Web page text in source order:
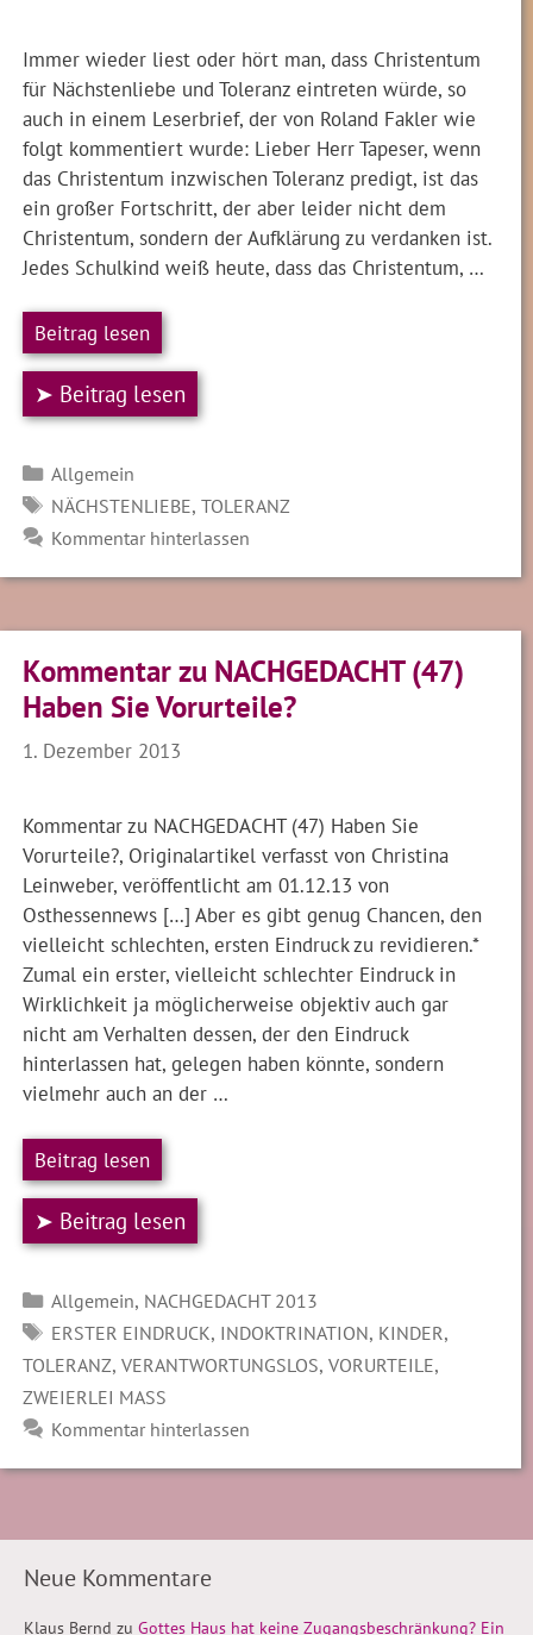
Immer wieder liest oder hört man, dass Christentum
für Nächstenliebe und Toleranz eintreten würde, so
auch in einem Leserbrief, der von Roland Fakler wie
folgt kommentiert wurde: Lieber Herr Tapeser, wenn
das Christentum inzwischen Toleranz predigt, ist das
ein großer Fortschritt, der aber leider nicht dem
Christentum, sondern der Aufklärung zu verdanken ist.
Jedes Schulkind weiß heute, dass das Christentum, …
Beitrag lesen
➤ Beitrag lesen
Kategorien
Allgemein
SCHLAGWÖRTER
NÄCHSTENLIEBE, TOLERANZ
Kommentar hinterlassen
Kommentar zu NACHGEDACHT (47)
Haben Sie Vorurteile?
1. Dezember 2013
Kommentar zu NACHGEDACHT (47) Haben Sie
Vorurteile?, Originalartikel verfasst von Christina
Leinweber, veröffentlicht am 01.12.13 von
Osthessennews […] Aber es gibt genug Chancen, den
vielleicht schlechten, ersten Eindruck zu revidieren.*
Zumal ein erster, vielleicht schlechter Eindruck in
Wirklichkeit ja möglicherweise objektiv auch gar
nicht am Verhalten dessen, der den Eindruck
hinterlassen hat, gelegen haben könnte, sondern
vielmehr auch an der …
Beitrag lesen
➤ Beitrag lesen
Kategorien
Allgemein, NACHGEDACHT 2013
SCHLAGWÖRTER
ERSTER EINDRUCK, INDOKTRINATION, KINDER,
TOLERANZ,VERANTWORTUNGSLOS,VORURTEILE,
ZWEIERLEI MASS
Kommentar hinterlassen
Neue Kommentare
Klaus Bernd zu Gottes Haus hat keine Zugangsbeschränkung? Ein